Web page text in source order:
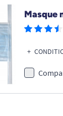
Masque